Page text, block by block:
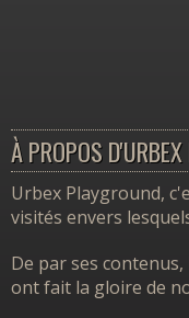
À PROPOS
Urbex Playground,
visités envers
De par ses
ont fait la gloire de